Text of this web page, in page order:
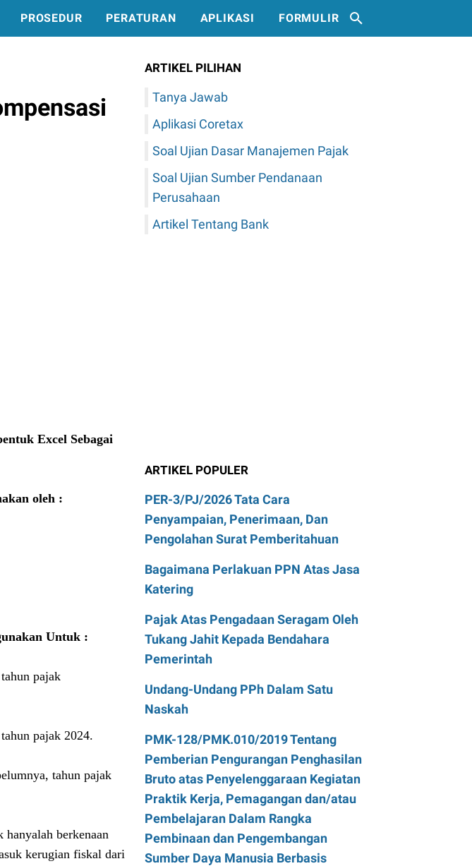
PROSEDUR PERATURAN APLIKASI FORMULIR
Excel Sebagai
oleh :
Untuk :
pajak
pajak 2024.
tahun pajak
berkenaan
kerugian fiskal dari
ARTIKEL PILIHAN
Tanya Jawab
Aplikasi Coretax
Soal Ujian Dasar Manajemen Pajak
Soal Ujian Sumber Pendanaan
Perusahaan
Artikel Tentang Bank
ARTIKEL POPULER
PER-3/PJ/2026 Tata Cara
Penyampaian, Penerimaan, Dan
Pengolahan Surat Pemberitahuan
Bagaimana Perlakuan PPN Atas Jasa
Katering
Pajak Atas Pengadaan Seragam Oleh
Tukang Jahit Kepada Bendahara
Pemerintah
Undang-Undang PPh Dalam Satu
Naskah
PMK-128/PMK.010/2019 Tentang
Pemberian Pengurangan Penghasilan
Bruto atas Penyelenggaraan Kegiatan
Praktik Kerja, Pemagangan dan/atau
Pembelajaran Dalam Rangka
Pembinaan dan Pengembangan
Sumber Daya Manusia Berbasis